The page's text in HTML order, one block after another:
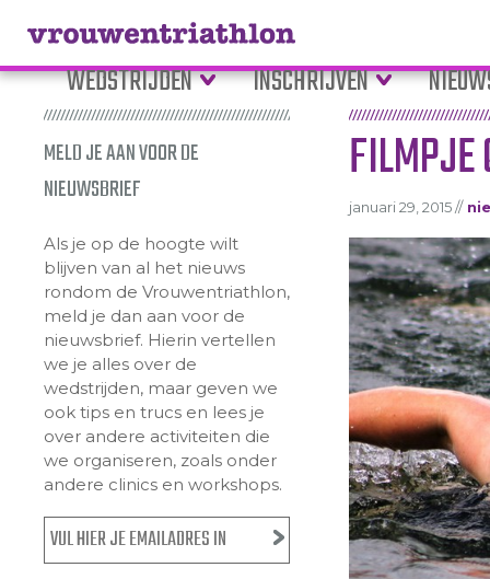
WEDSTRIJDEN INSCHRIJVEN
MELD JE AAN VOOR DE
NIEUWSBRIEF
Als je op de hoogte wilt
blijven van al het nieuws
rondom de Vrouwentriathlon,
meld je dan aan voor de
nieuwsbrief. Hierin vertellen
we je alles over de
wedstrijden, maar geven we
ook tips en trucs en lees je
over andere activiteiten die
we organiseren, zoals onder
andere clinics en workshops.
FILMPJE
januari 29, 2015 //